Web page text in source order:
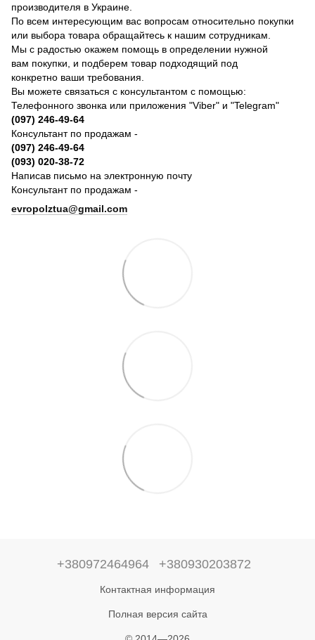
производителя в Украине.
По всем интересующим вас вопросам относительно покупки
или выбора товара обращайтесь к нашим сотрудникам.
Мы с радостью окажем помощь в определении нужной
вам покупки, и подберем товар подходящий под
конкретно ваши требования.
Вы можете связаться с консультантом с помощью:
Телефонного звонка или приложения "Viber" и "Telegram"
(097) 246-49-64
Консультант по продажам -
(097) 246-49-64
(093) 020-38-72
Написав письмо на электронную почту
Консультант по продажам -
evropolztua@gmail.com
+380972464964 +380930203872
Контактная информация
Полная версия сайта